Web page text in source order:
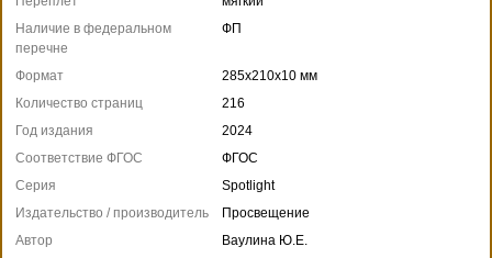
Наличие в федеральном
перечне
ФП
Формат
285x210x10 мм
Количество страниц
216
Год издания
2024
Соответствие ФГОС
ФГОС
Серия
Spotlight
Издательство / производитель
Просвещение
Автор
Ваулина Ю.Е.